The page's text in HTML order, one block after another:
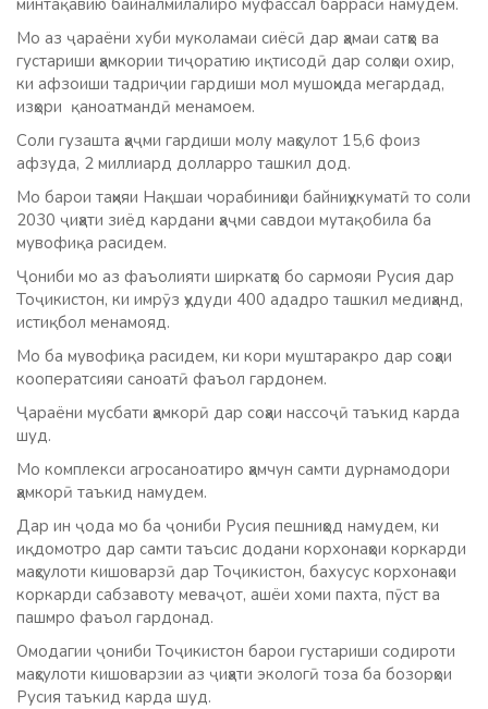
минтақавию байналмилалиро муфассал баррасӣ намудем.
Мо аз ҷараёни хуби муколамаи сиёсӣ дар ҳамаи сатҳҳо ва
густариши ҳамкории тиҷоратию иқтисодӣ дар солҳои охир,
ки афзоиши тадриҷии гардиши мол мушоҳида мегардад,
изҳори қаноатмандӣ менамоем.
Соли гузашта ҳаҷми гардиши молу маҳсулот 15,6 фоиз
афзуда, 2 миллиард долларро ташкил дод.
Мо барои таҳияи Нақшаи чорабиниҳои байниҳукуматӣ то соли
2030 ҷиҳати зиёд кардани ҳаҷми савдои мутақобила ба
мувофиқа расидем.
Ҷониби мо аз фаъолияти ширкатҳо бо сармояи Русия дар
Тоҷикистон, ки имрӯз ҳудуди 400 ададро ташкил медиҳанд,
истиқбол менамояд.
Мо ба мувофиқа расидем, ки кори муштаракро дар соҳаи
кооператсияи саноатӣ фаъол гардонем.
Ҷараёни мусбати ҳамкорӣ дар соҳаи нассоҷӣ таъкид карда
шуд.
Мо комплекси агросаноатиро ҳамчун самти дурнамодори
ҳамкорӣ таъкид намудем.
Дар ин ҷода мо ба ҷониби Русия пешниҳод намудем, ки
иқдомотро дар самти таъсис додани корхонаҳои коркарди
маҳсулоти кишоварзӣ дар Тоҷикистон, бахусус корхонаҳои
коркарди сабзавоту меваҷот, ашёи хоми пахта, пӯст ва
пашмро фаъол гардонад.
Омодагии ҷониби Тоҷикистон барои густариши содироти
маҳсулоти кишоварзии аз ҷиҳати экологӣ тоза ба бозорҳои
Русия таъкид карда шуд.